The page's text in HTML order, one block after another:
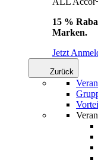
15 %
Marken.
Jetzt
Zurück